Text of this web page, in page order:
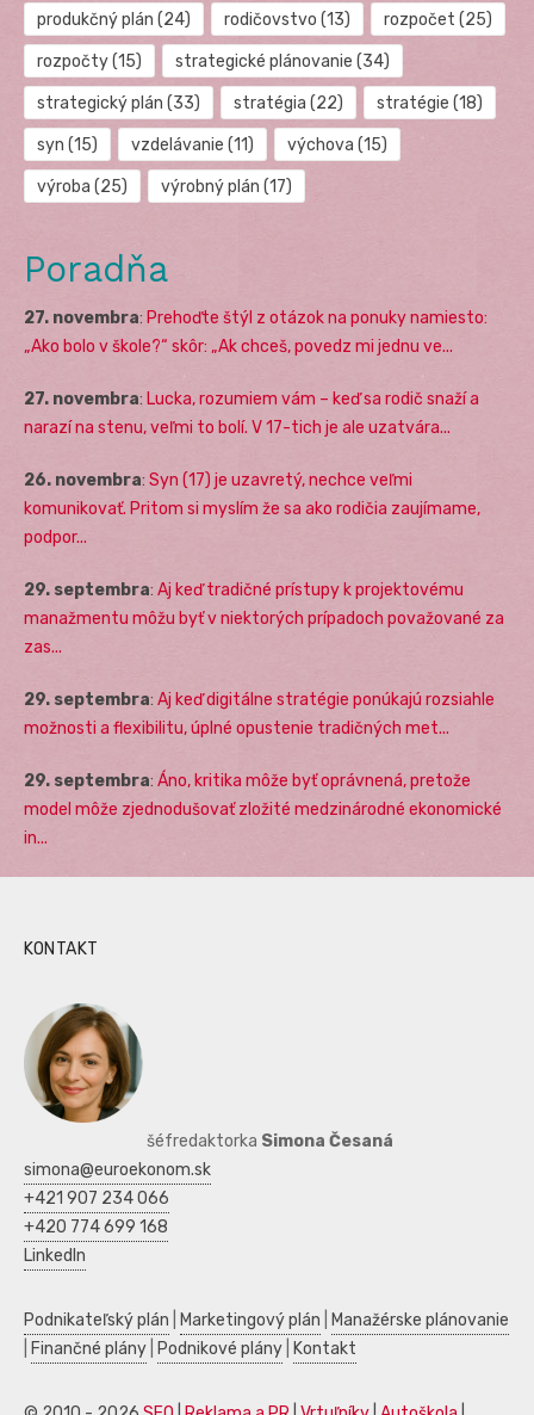
produkčný plán (24) rodičovstvo (13) rozpočet (25)
rozpočty(15) strategické plánovanie (34)
strategický plán (33) stratégia (22) stratégie (18)
syn (15) vzdelávanie (11) výchova (15)
výroba (25) výrobný plán (17)
Poradňa
27. novembra: Prehoďte štýl z otázok na ponuky namiesto:
„Ako bolo v škole?“ skôr: „Ak chceš, povedz mi jednu ve...
27. novembra: Lucka, rozumiem vám – keď sa rodič snaží a
narazí na stenu, veľmi to bolí. V 17-tich je ale uzatvára...
26. novembra: Syn (17) je uzavretý, nechce veľmi
komunikovať. Pritom si myslím že sa ako rodičia zaujímame,
podpor...
29. septembra: Aj keď tradičné prístupy k projektovému
manažmentu môžu byť v niektorých prípadoch považované za
zas...
29. septembra: Aj keď digitálne stratégie ponúkajú rozsiahle
možnosti a flexibilitu, úplné opustenie tradičných met...
29. septembra: Áno, kritika môže byť oprávnená, pretože
model môže zjednodušovať zložité medzinárodné ekonomické
in...
KONTAKT
šéfredaktorka Simona Česaná
simona@euroekonom.sk
+421 907 234 066
+420 774 699 168
LinkedIn
Podnikateľský plán Marketingový plán
Manažérske plánovanie
Finančné plány Podnikové plány Kontakt